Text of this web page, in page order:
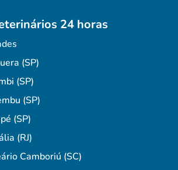
24 horas
(SP)
(SP)
(SP)
(SP)
(RJ)
Camboriú (SC)